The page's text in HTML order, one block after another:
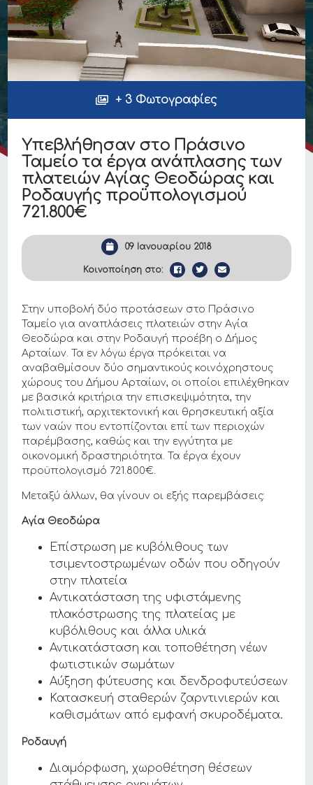
+ 3 Φωτογραφίες
Υπεβλήθησαν στο Πράσινο
Ταμείο τα έργα ανάπλασης των
πλατειών Αγίας Θεοδώρας και
Ροδαυγής προϋπολογισμού
721.800€
09 Ιανουαρίου 2018
Κοινοποίηση στο:
Στην υποβολή δύο προτάσεων στο Πράσινο
Ταμείο για αναπλάσεις πλατειών στην Αγία
Θεοδώρα και στην Ροδαυγή προέβη ο Δήμος
Αρταίων. Τα εν λόγω έργα πρόκειται να
αναβαθμίσουν δύο σημαντικούς κοινόχρηστους
χώρους του Δήμου Αρταίων, οι οποίοι επιλέχθηκαν
με βασικά κριτήρια την επισκεψιμότητα, την
πολιτιστική, αρχιτεκτονική και θρησκευτική αξία
των ναών που εντοπίζονται επί των περιοχών
παρέμβασης, καθώς και την εγγύτητα με
οικονομική δραστηριότητα. Τα έργα έχουν
προϋπολογισμό 721.800€.
Μεταξύ άλλων, θα γίνουν οι εξής παρεμβάσεις:
Αγία Θεοδώρα
Επίστρωση με κυβόλιθους των
τσιμεντοστρωμένων οδών που οδηγούν
στην πλατεία
Αντικατάσταση της υφιστάμενης
πλακόστρωσης της πλατείας με
κυβόλιθους και άλλα υλικά
Αντικατάσταση και τοποθέτηση νέων
φωτιστικών σωμάτων
Αύξηση φύτευσης και δενδροφυτεύσεων
Κατασκευή σταθερών ζαρντινιερών και
καθισμάτων από εμφανή σκυροδέματα.
Ροδαυγή
Διαμόρφωση, χωροθέτηση θέσεων